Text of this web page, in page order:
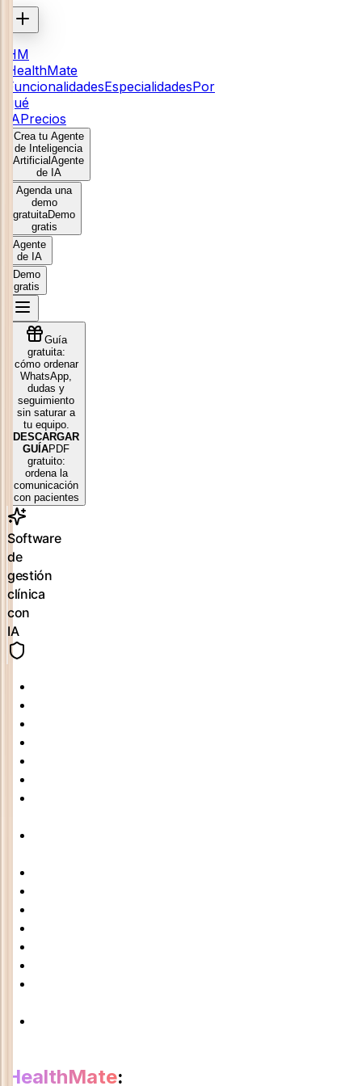
HM
HealthMate
FuncionalidadesEspecialidadesPor
qué
IAPrecios
Crea tu Agente
de Inteligencia
ArtificialAgente
de IA
Agenda una
demo
gratuitaDemo
gratis
Agente
de IA
Demo
gratis
Guía
gratuita:
cómo ordenar
WhatsApp,
dudas y
seguimiento
sin saturar a
tu equipo.
DESCARGAR
GUÍAPDF
gratuito:
ordena la
comunicación
con pacientes
Software
de
gestión
clínica
con
IA
HealthMate: